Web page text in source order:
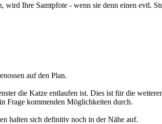
Ihre Samtpfote - wenn sie denn einen evtl.
auf den Plan.
die Katze entlaufen ist. Dies ist für die
Frage kommenden Möglichkeiten durch.
halten sich definitiv noch in der Nähe auf.